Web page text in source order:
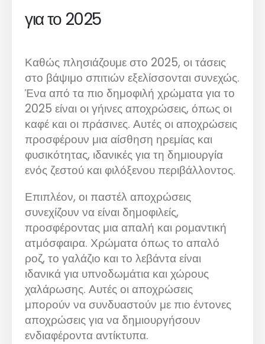
για το 2025
Καθώς πλησιάζουμε στο 2025, οι τάσεις
στο βάψιμο σπιτιών εξελίσσονται συνεχώς.
Ένα από τα πιο δημοφιλή χρώματα για το
2025 είναι οι γήινες αποχρώσεις, όπως οι
καφέ και οι πράσινες. Αυτές οι αποχρώσεις
προσφέρουν μια αίσθηση ηρεμίας και
φυσικότητας, ιδανικές για τη δημιουργία
ενός ζεστού και φιλόξενου περιβάλλοντος.
Επιπλέον, οι παστέλ αποχρώσεις
συνεχίζουν να είναι δημοφιλείς,
προσφέροντας μια απαλή και ρομαντική
ατμόσφαιρα. Χρώματα όπως το απαλό
ροζ, το γαλάζιο και το λεβάντα είναι
ιδανικά για υπνοδωμάτια και χώρους
χαλάρωσης. Αυτές οι αποχρώσεις
μπορούν να συνδυαστούν με πιο έντονες
αποχρώσεις για να δημιουργήσουν
ενδιαφέροντα αντίκτυπα.